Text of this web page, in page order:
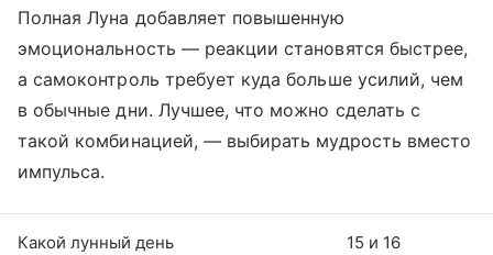
Полная Луна добавляет повышенную
эмоциональность — реакции становятся быстрее,
а самоконтроль требует куда больше усилий, чем
в обычные дни. Лучшее, что можно сделать с
такой комбинацией, — выбирать мудрость вместо
импульса.
Какой лунный день 15 и 16